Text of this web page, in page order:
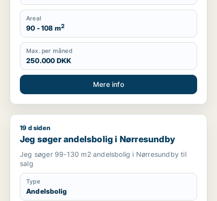
Areal
90 - 108 m2
Max. per måned
250.000 DKK
Mere info
Jeg søger andelsbolig i Nørresundby
19 d siden
Jeg søger andelsbolig i Nørresundby
Jeg søger 99-130 m2 andelsbolig i Nørresundby til
salg
Type
Andelsbolig